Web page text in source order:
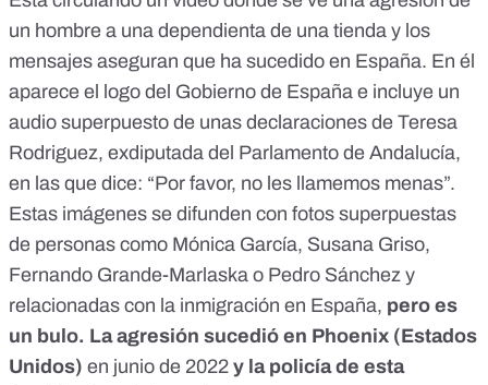
un hombre a una dependienta de una tienda y los
mensajes aseguran que ha sucedido en España. En él
aparece el logo del Gobierno de España e incluye un
audio superpuesto de unas declaraciones de Teresa
Rodriguez, exdiputada del Parlamento de Andalucía,
en las que dice: “Por favor, no les llamemos menas”.
Estas imágenes se difunden con fotos superpuestas
de personas como Mónica García, Susana Griso,
Fernando Grande-Marlaska o Pedro Sánchez y
relacionadas con la inmigración en España, pero es
un bulo. La agresión sucedió en Phoenix (Estados
Unidos) en junio de 2022 y la policía de esta